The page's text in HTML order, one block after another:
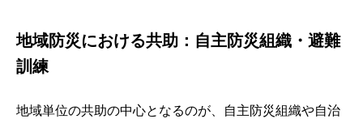
地域防災における共助：自主防災組織・避難
訓練
地域単位の共助の中心となるのが、自主防災組織や自治